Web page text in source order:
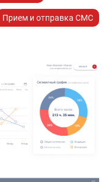
Прием и отправка СМС